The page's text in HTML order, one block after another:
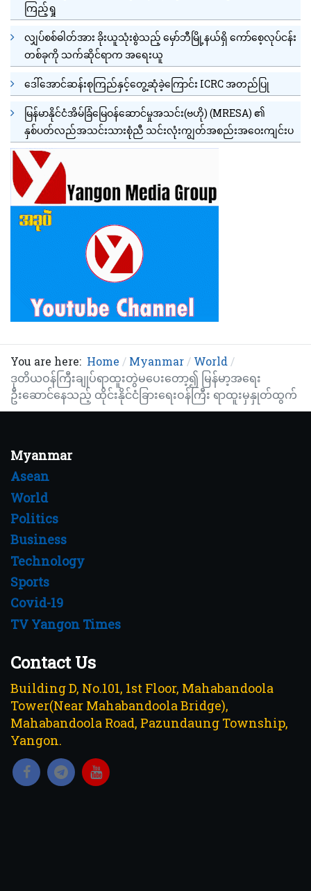
ကြည့်ရှု
လျှပ်စစ်ဓါတ်အား ခိုးယူသုံးစွဲသည့် မှော်ဘီမြို့နယ်ရှိ ကော်စေ့လုပ်ငန်း
တစ်ခုကို သက်ဆိုင်ရာက အရေးယူ
ဒေါ်အောင်ဆန်းစုကြည်နှင့်တွေ့ဆုံခဲ့ကြောင်း ICRC အတည်ပြု
မြန်မာနိုင်ငံအိမ်ခြံမြေဝန်ဆောင်မှုအသင်း(ဗဟို) (MRESA) ၏
နှစ်ပတ်လည်အသင်းသားစုံညီ သင်းလုံးကျွတ်အစည်းအဝေးကျင်းပ
You are here: Home Myanmar
World
ဒုတိယဝန်ကြီးချုပ်ရာထူးတွဲမပေးတော့၍ မြန်မာ့အရေး
ဦးဆောင်နေသည့် ထိုင်းနိုင်ငံခြားရေးဝန်ကြီး ရာထူးမှနှုတ်ထွက်
Myanmar
Asean
World
Politics
Business
Technology
Sports
Covid-19
TV Yangon Times
Contact Us
Building D, No.101, 1st Floor, Mahabandoola
Tower(Near Mahabandoola Bridge),
Mahabandoola Road, Pazundaung Township,
Yangon.